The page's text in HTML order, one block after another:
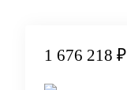
1 676 218 ₽